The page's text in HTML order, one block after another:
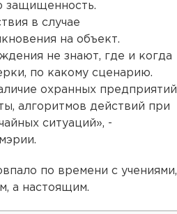
защищенность.
в случае
на объект.
не знают, где и когда
по какому сценарию.
охранных предприятий
алгоритмов действий при
ситуаций», -
по времени с учениями,
а настоящим.